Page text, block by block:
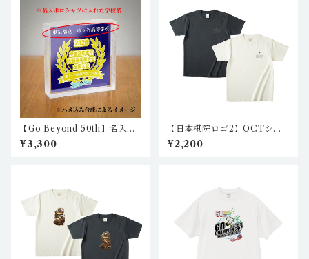
【Go Beyond 50th】名入れ5
0th記念アクリルブロック（ペ
ーパーウェイト）※名入ポロ
¥3,300
【日本棋院ロゴ2】OCTシャ
ツ IA-CT-N101,2（カラ
ー）
¥2,200